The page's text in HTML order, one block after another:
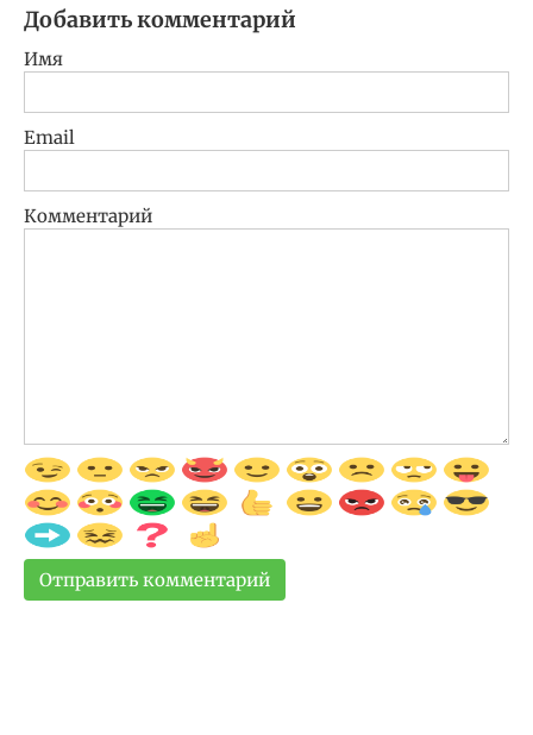
Добавить комментарий
Имя
Email
Комментарий